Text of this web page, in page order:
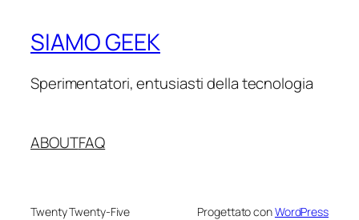
SIAMO GEEK
Sperimentatori, entusiasti della tecnologia
ABOUTFAQ
Twenty Twenty-Five Progettato conWordPress